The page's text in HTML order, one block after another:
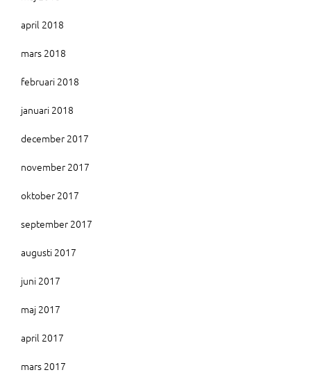
april 2018
mars 2018
februari 2018
januari 2018
december 2017
november 2017
oktober 2017
september 2017
augusti 2017
juni 2017
maj 2017
april 2017
mars 2017